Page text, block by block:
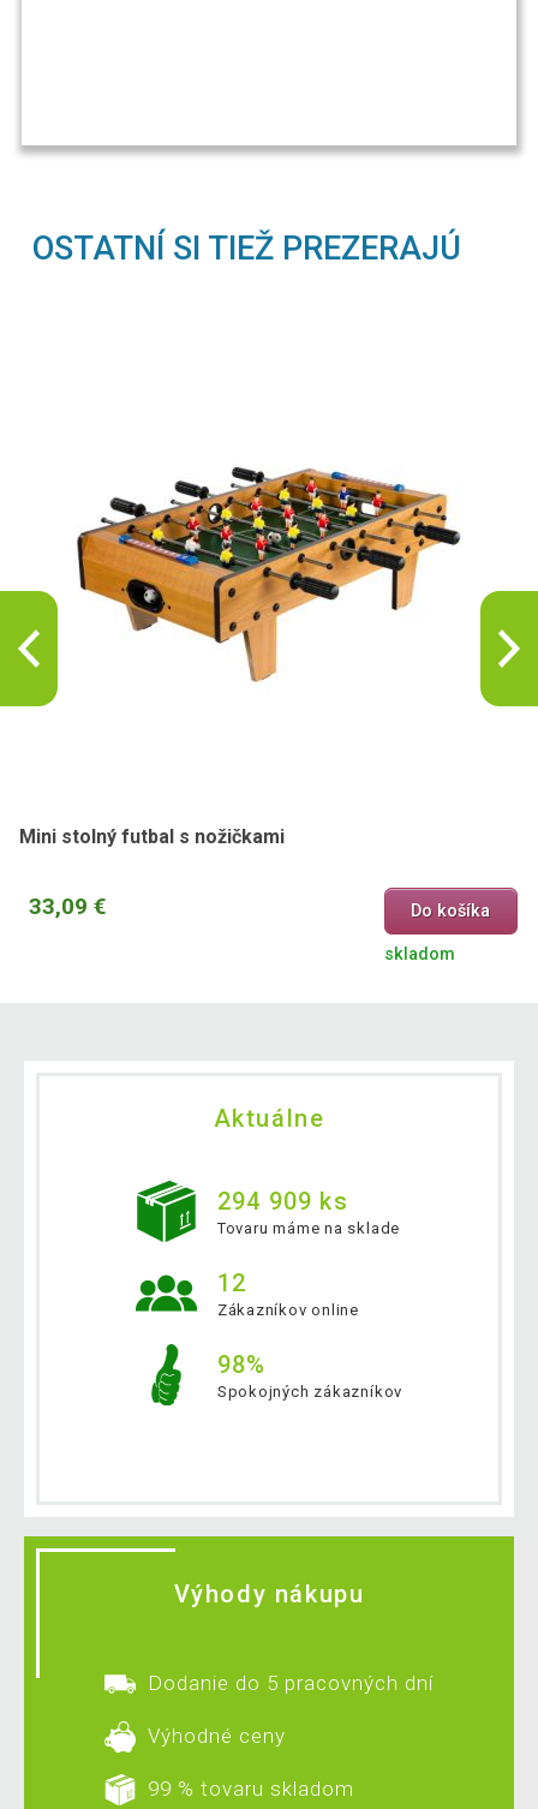
OSTATNÍ SI TIEŽ PREZERAJÚ
Mini stolný futbal s nožičkami
33,09 € Do košíka
skladom
Aktuálne
294 909 ks
Tovaru máme na sklade
12
Zákazníkov online
98%
Spokojných zákazníkov
Výhody nákupu
Dodanie do 5 pracovných dní
Výhodné ceny
99 % tovaru skladom